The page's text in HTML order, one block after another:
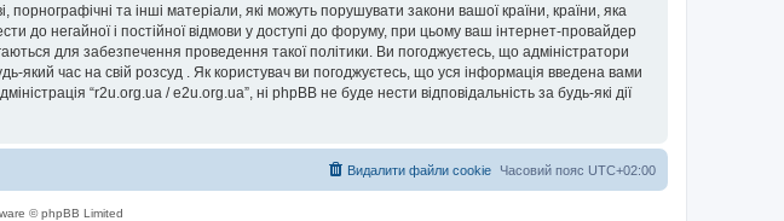
та інші матеріали, які можуть порушувати закони вашої країни, країни, яка
до негайної і постійної відмови у доступі до форуму, при цьому ваш інтернет-провайдер
для забезпечення проведення такої політики. Ви погоджуєтесь, що адміністратори
який час на свій розсуд . Як користувач ви погоджуєтесь, що уся інформація введена вами
“r2u.org.ua / e2u.org.ua”, ні phpBB не буде нести відповідальність за будь-які дії
Часовий пояс UTC+02:00
Видалити файли cookie
© phpBB Limited